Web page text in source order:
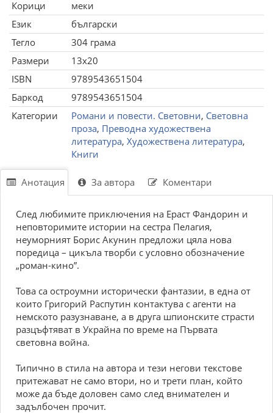
Корици
меки
Език
български
Тегло
304 грама
Размери
13x20
ISBN
9789543651504
Баркод
9789543651504
Категории
Романи и повести. Световни, Световна
проза, Преводна художествена
литература, Художествена литература,
Книги
Анотация За автора Коментари
След любимите приключения на Ераст Фандорин и
неповторимите истории на сестра Пелагия,
неуморният Борис Акунин предложи цяла нова
поредица – цикъла творби с условно обозначение
„роман-кино”.
Това са остроумни исторически фантазии, в една от
които Григорий Распутин контактува с агенти на
немското разузнаване, а в друга шпионските страсти
разцъфтяват в Украйна по време на Първата
световна война.
Типично в стила на автора и тези негови текстове
притежават не само втори, но и трети план, който
може да бъде доловен само след внимателен и
задълбочен прочит.